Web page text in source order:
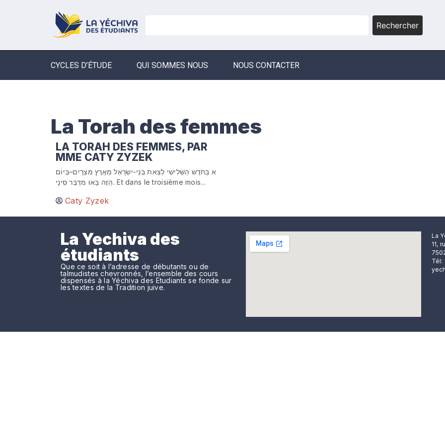
Rechercher
CYCLES D’ÉTUDE QUI SOMMES NOUS NOUS CONTACTER
La Torah des femmes
LA TORAH DES FEMMES, PAR
MME CATY ZYZEK
א בַּחֹדֶשׁ הַשְּׁלִישִׁי לְצֵאת בְּנֵי-יִשְׂרָאֵל מֵאֶרֶץ מִצְרָיִם–בַּיּוֹם
הַזֶּה בָּאוּ מִדְבַּר סִינָי. Et dans le troisième mois...
Caty Zyzek
La Yechiva des
étudiants
Que ce soit à l’adresse de débutants ou de
talmudistes chevronnés, l’ensemble des cours
dispensés à la Yéchiva des Etudiants se fonde sur
les textes de la Tradition juive.
La
11,
Tél: